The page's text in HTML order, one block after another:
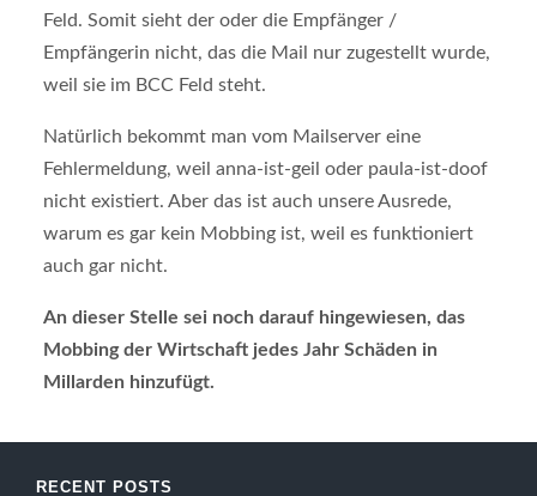
Feld. Somit sieht der oder die Empfänger /
Empfängerin nicht, das die Mail nur zugestellt wurde,
weil sie im BCC Feld steht.
Natürlich bekommt man vom Mailserver eine
Fehlermeldung, weil anna-ist-geil oder paula-ist-doof
nicht existiert. Aber das ist auch unsere Ausrede,
warum es gar kein Mobbing ist, weil es funktioniert
auch gar nicht.
An dieser Stelle sei noch darauf hingewiesen, das
Mobbing der Wirtschaft jedes Jahr Schäden in
Millarden hinzufügt.
RECENT POSTS